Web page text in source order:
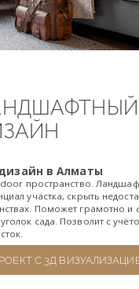
в Алматы
пространство.
участка, скрыть
Поможет грамотно и
сада. Позволит с
С 3Д